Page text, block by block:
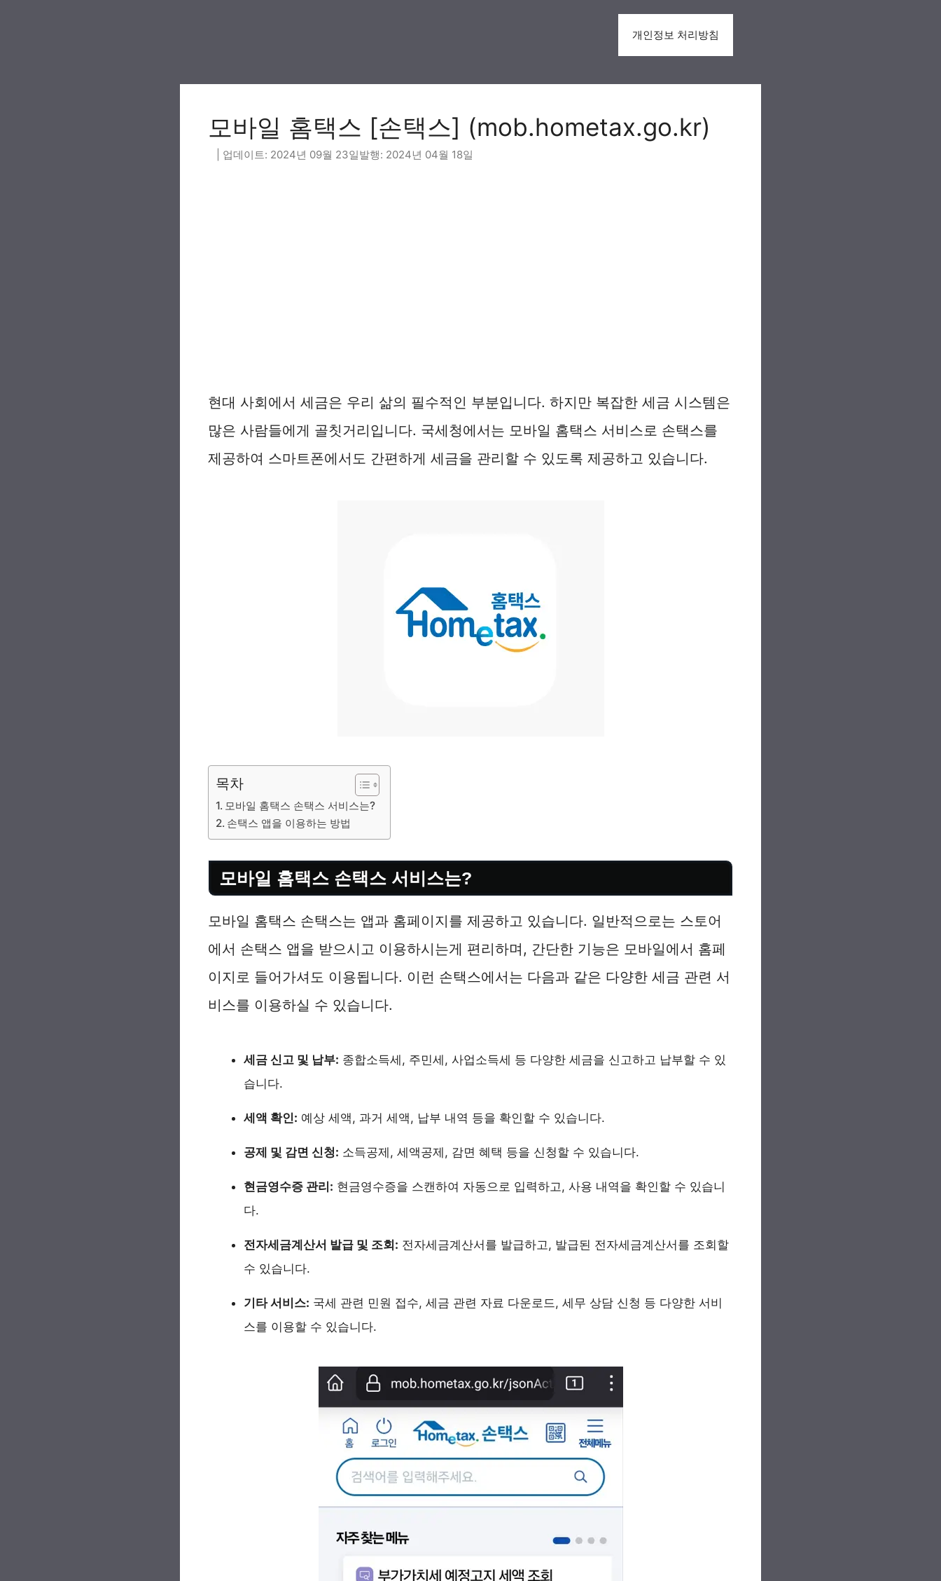
개인정보 처리방침
모바일 홈택스 [손택스] (mob.hometax.go.kr)
2024년 09월 23일 2024년 04월 18일
현대 사회에서 세금은 우리 삶의 필수적인 부분입니다. 하지만 복잡한 세금 시스템은
많은 사람들에게 골칫거리입니다. 국세청에서는 모바일 홈택스 서비스로 손택스를
제공하여 스마트폰에서도 간편하게 세금을 관리할 수 있도록 제공하고 있습니다.
목차
모바일 홈택스 손택스 서비스는?
손택스 앱을 이용하는 방법
모바일 홈택스 손택스 서비스는?
모바일 홈택스 손택스는 앱과 홈페이지를 제공하고 있습니다. 일반적으로는 스토어
에서 손택스 앱을 받으시고 이용하시는게 편리하며, 간단한 기능은 모바일에서 홈페
이지로 들어가셔도 이용됩니다. 이런 손택스에서는 다음과 같은 다양한 세금 관련 서
비스를 이용하실 수 있습니다.
세금 신고 및 납부: 종합소득세, 주민세, 사업소득세 등 다양한 세금을 신고하고 납부할 수 있
습니다.
세액 확인: 예상 세액, 과거 세액, 납부 내역 등을 확인할 수 있습니다.
공제 및 감면 신청: 소득공제, 세액공제, 감면 혜택 등을 신청할 수 있습니다.
현금영수증 관리: 현금영수증을 스캔하여 자동으로 입력하고, 사용 내역을 확인할 수 있습니
다.
전자세금계산서 발급 및 조회: 전자세금계산서를 발급하고, 발급된 전자세금계산서를 조회할
수 있습니다.
기타 서비스: 국세 관련 민원 접수, 세금 관련 자료 다운로드, 세무 상담 신청 등 다양한 서비
스를 이용할 수 있습니다.